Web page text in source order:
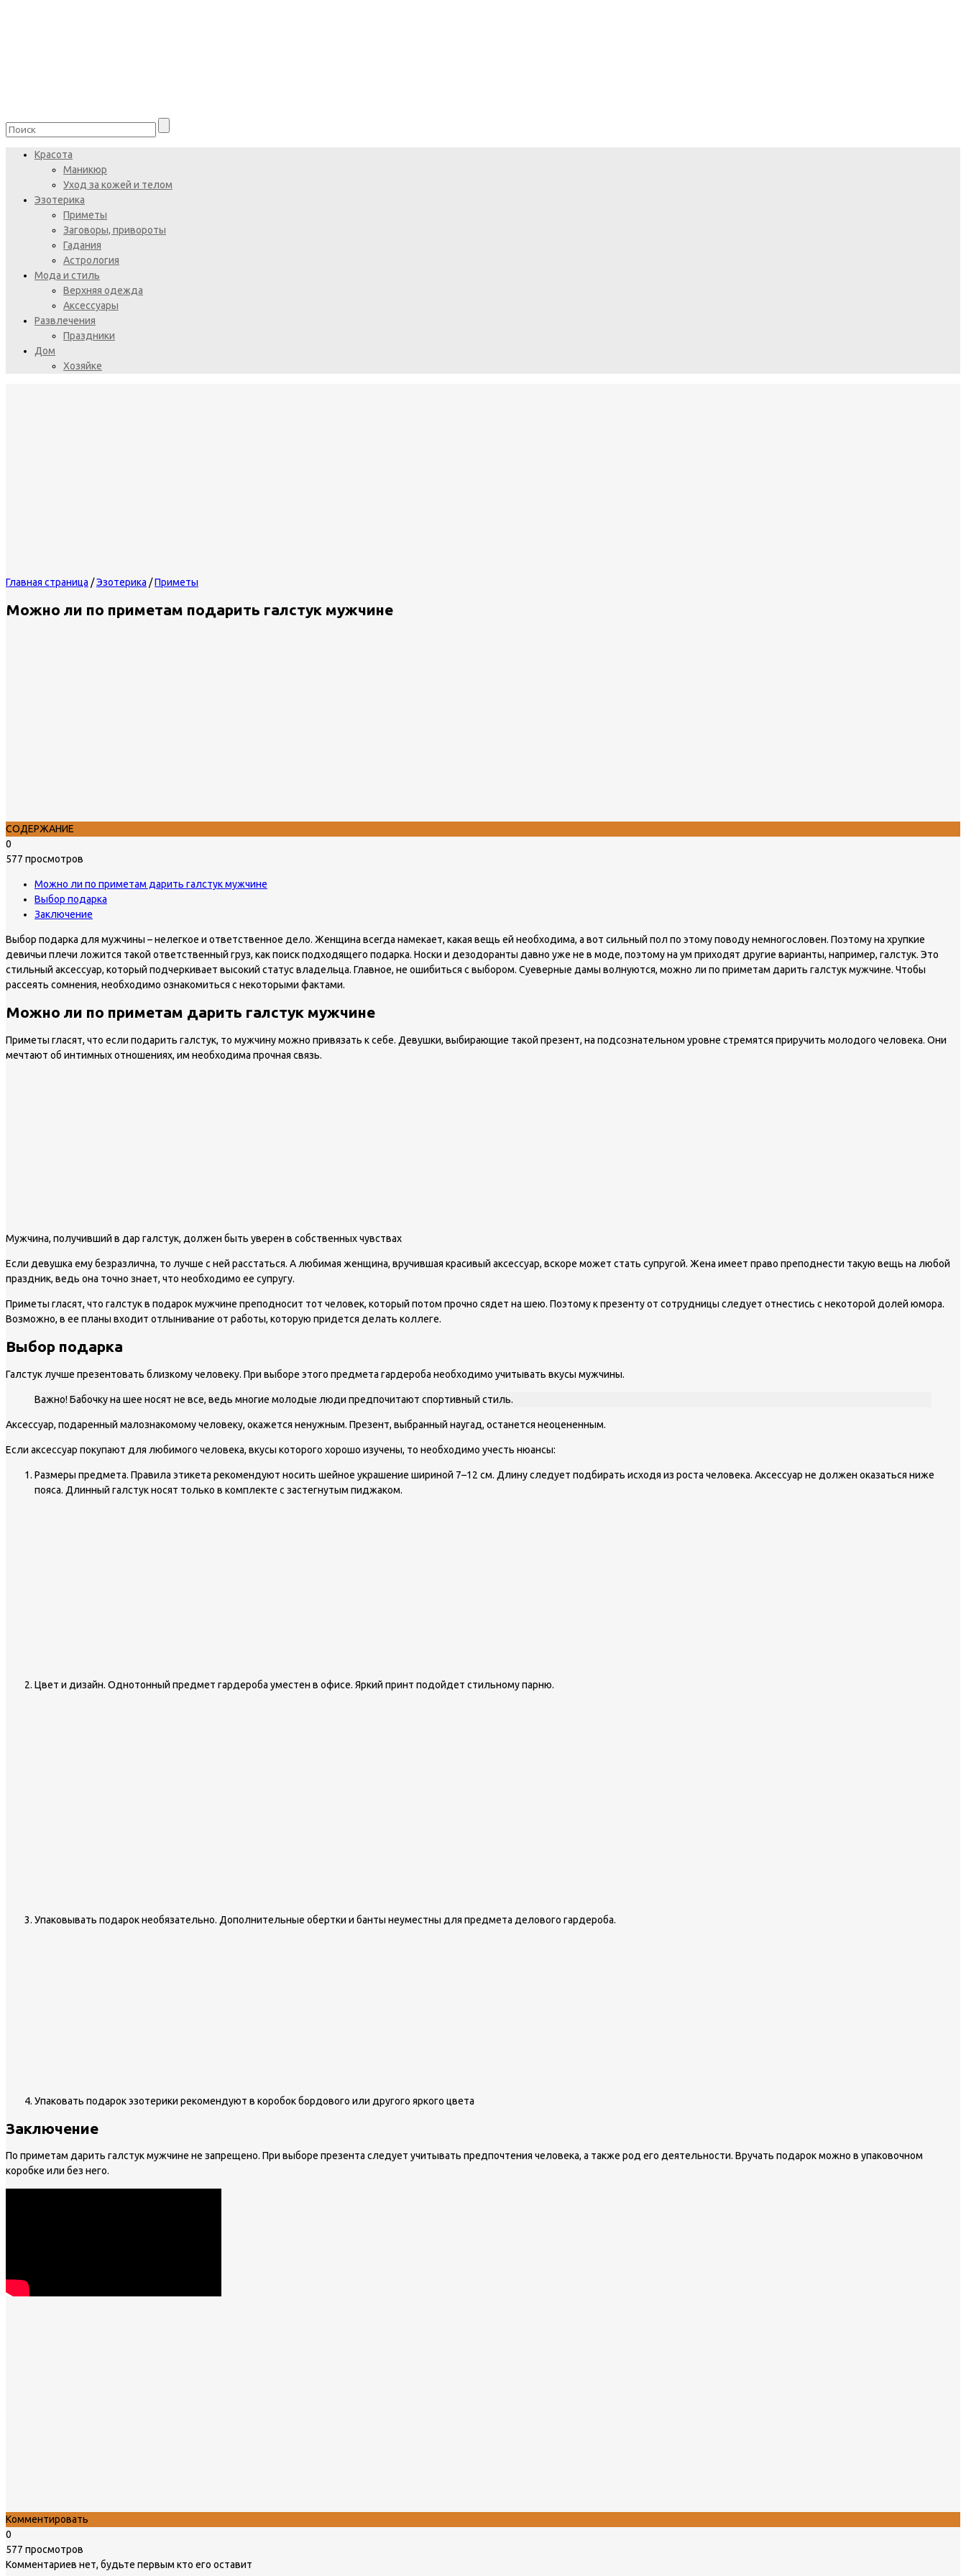
Красота
Маникюр
Уход за кожей и телом
Эзотерика
Приметы
Заговоры, привороты
Гадания
Астрология
Мода и стиль
Верхняя одежда
Аксессуары
Развлечения
Праздники
Дом
Хозяйке
Главная страница /Эзотерика /Приметы
Можно ли по приметам подарить галстук мужчине
СОДЕРЖАНИЕ
0
577 просмотров
Можно ли по приметам дарить галстук мужчине
Выбор подарка
Заключение
Выбор подарка для мужчины – нелегкое и ответственное дело. Женщина всегда намекает, какая вещь ей необходима, а вот сильный пол по этому поводу немногословен. Поэтому на хрупкие
девичьи плечи ложится такой ответственный груз, как поиск подходящего подарка. Носки и дезодоранты давно уже не в моде, поэтому на ум приходят другие варианты, например, галстук. Это
стильный аксессуар, который подчеркивает высокий статус владельца. Главное, не ошибиться с выбором. Суеверные дамы волнуются, можно ли по приметам дарить галстук мужчине. Чтобы
рассеять сомнения, необходимо ознакомиться с некоторыми фактами.
Можно ли по приметам дарить галстук мужчине
Приметы гласят, что если подарить галстук, то мужчину можно привязать к себе. Девушки, выбирающие такой презент, на подсознательном уровне стремятся приручить молодого человека. Они
мечтают об интимных отношениях, им необходима прочная связь.
Мужчина, получивший в дар галстук, должен быть уверен в собственных чувствах
Если девушка ему безразлична, то лучше с ней расстаться. А любимая женщина, вручившая красивый аксессуар, вскоре может стать супругой. Жена имеет право преподнести такую вещь на любой
праздник, ведь она точно знает, что необходимо ее супругу.
Приметы гласят, что галстук в подарок мужчине преподносит тот человек, который потом прочно сядет на шею. Поэтому к презенту от сотрудницы следует отнестись с некоторой долей юмора.
Возможно, в ее планы входит отлынивание от работы, которую придется делать коллеге.
Выбор подарка
Галстук лучше презентовать близкому человеку. При выборе этого предмета гардероба необходимо учитывать вкусы мужчины.
Важно! Бабочку на шее носят не все, ведь многие молодые люди предпочитают спортивный стиль.
Аксессуар, подаренный малознакомому человеку, окажется ненужным. Презент, выбранный наугад, останется неоцененным.
Если аксессуар покупают для любимого человека, вкусы которого хорошо изучены, то необходимо учесть нюансы:
Размеры предмета. Правила этикета рекомендуют носить шейное украшение шириной 7–12 см. Длину следует подбирать исходя из роста человека. Аксессуар не должен оказаться ниже
пояса. Длинный галстук носят только в комплекте с застегнутым пиджаком.
Цвет и дизайн. Однотонный предмет гардероба уместен в офисе. Яркий принт подойдет стильному парню.
Упаковывать подарок необязательно. Дополнительные обертки и банты неуместны для предмета делового гардероба.
Упаковать подарок эзотерики рекомендуют в коробок бордового или другого яркого цвета
Заключение
По приметам дарить галстук мужчине не запрещено. При выборе презента следует учитывать предпочтения человека, а также род его деятельности. Вручать подарок можно в упаковочном
коробке или без него.
Комментировать
0
577 просмотров
Комментариев нет, будьте первым кто его оставит